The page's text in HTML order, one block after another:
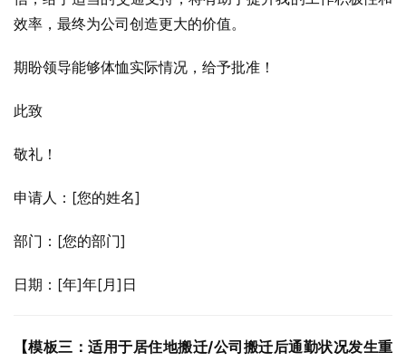
效率，最终为公司创造更大的价值。
期盼领导能够体恤实际情况，给予批准！
此致
敬礼！
申请人：[您的姓名]
部门：[您的部门]
日期：[年]年[月]日
【模板三：适用于居住地搬迁/公司搬迁后通勤状况发生重